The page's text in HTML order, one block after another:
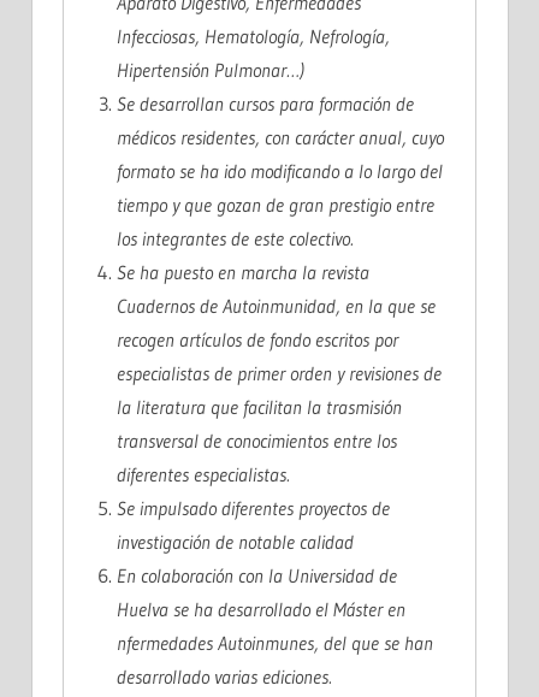
Infecciosas, Hematología, Nefrología,
Hipertensión Pulmonar…)
Se desarrollan cursos para formación de
médicos residentes, con carácter anual, cuyo
formato se ha ido modificando a lo largo del
tiempo y que gozan de gran prestigio entre
los integrantes de este colectivo.
Se ha puesto en marcha la revista
Cuadernos de Autoinmunidad, en la que se
recogen artículos de fondo escritos por
especialistas de primer orden y revisiones de
la literatura que facilitan la trasmisión
transversal de conocimientos entre los
diferentes especialistas.
Se impulsado diferentes proyectos de
investigación de notable calidad
En colaboración con la Universidad de
Huelva se ha desarrollado el Máster en
nfermedades Autoinmunes, del que se han
desarrollado varias ediciones.